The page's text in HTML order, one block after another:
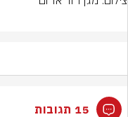
15 תגובות